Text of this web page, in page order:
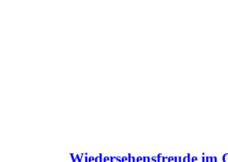
Wiedersehensfreude im